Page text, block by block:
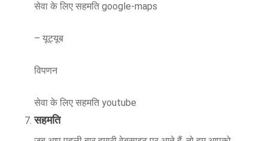
सेवा के लिए सहमति google-maps
– यूट्यूब
विपणन
सेवा के लिए सहमति youtube
सहमति